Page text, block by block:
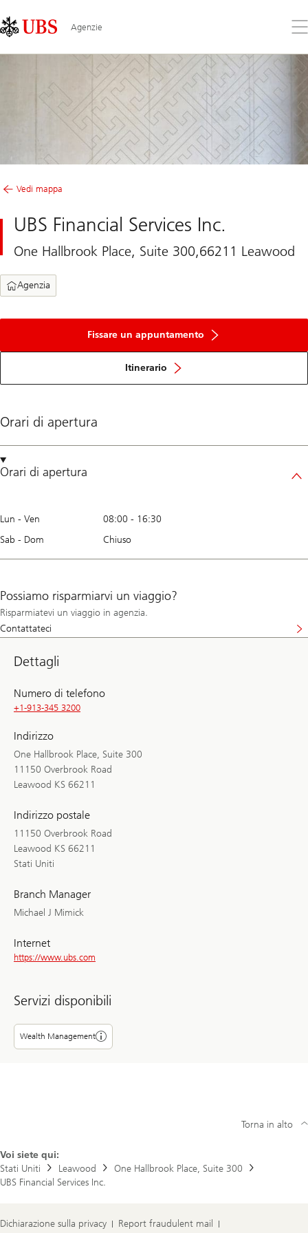
Links
Area
Agenzie
il
Vedi mappa
UBS Financial Services Inc.
One Hallbrook Place, Suite 300,66211 Leawood
Agenzia
Fissare un appuntamento
Itinerario
Orari di apertura
Orari di apertura
Lun - Ven 08:00 - 16:30
Sab - Dom
Chiuso
Possiamo risparmiarvi un viaggio?
Risparmiatevi un viaggio in agenzia.
Contattateci
Dettagli
Numero di telefono
+1-913-345 3200
Indirizzo
One Hallbrook Place, Suite 300
11150 Overbrook Road
Leawood KS 66211
Indirizzo postale
11150 Overbrook Road
Leawood KS 66211
Stati Uniti
Branch Manager
Michael J Mimick
Internet
https://www.ubs.com
Servizi disponibili
Wealth Management
Voi siete qui:
Stati Uniti
Leawood
One Hallbrook Place, Suite 300
UBS Financial Services Inc.
Torna in alto
Dichiarazione sulla privacy
Report fraudulent mail